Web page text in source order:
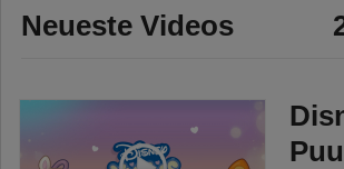
Neueste Videos